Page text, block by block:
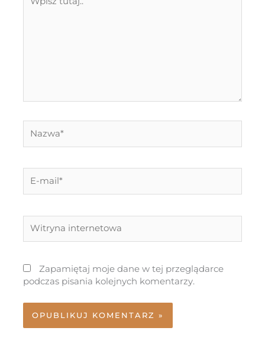
tutaj..
mail*
internetowa
Zapamiętaj moje dane w tej przeglądarce
podczas pisania kolejnych komentarzy.